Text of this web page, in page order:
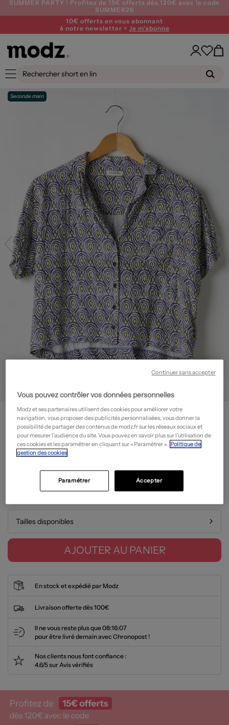
10€ offerts en vous abonnant
à notre newsletter > Je m'abonne
Seconde main
KANOPE
Chemisier - Imprimé fantaisie- Seconde main
21,90€
Prix neuf estimé : 73,00€
État: Très bon état En savoir plus
Tailles disponibles
AJOUTER AU PANIER
En stock et expédié par Modz
Livraison offerte dès 100€
Il ne vous reste plus que08:16:07
pour être livré demain avec Chronopost !
Nos clients nous font confiance :
4.6/5 sur Avis vérifiés
Vous pouvez contrôler vos données personnelles
Modz et ses partenaires utilisent des cookies pour améliorer votre
navigation, vous proposer des publicités personnalisées, vous donner la
possibilité de partager des contenus de modz.fr sur les réseaux sociaux et
pour mesurer l’audience du site. Vous pouvez en savoir plus sur l’utilisation de
ces cookies et les paramétrer en cliquant sur « Paramétrer ». Politique de
gestion des cookies
Accepter
Paramétrer
Continuer sans accepter